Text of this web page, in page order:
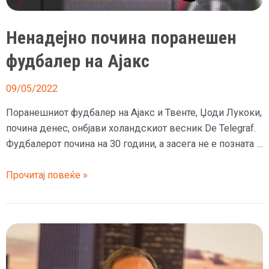
Ненадејно почина поранешен
фудбалер на Ајакс
09/05/2022
Поранешниот фудбалер на Ајакс и Твенте, Џоди Лукоки,
почина денес, онбјави холандскиот весник De Telegraf.
Фудбалерот почина на 30 години, а засега не е позната …
Ненадејно
поранешен
фудбалер
на
Ајакс
Прочитај повеќе »